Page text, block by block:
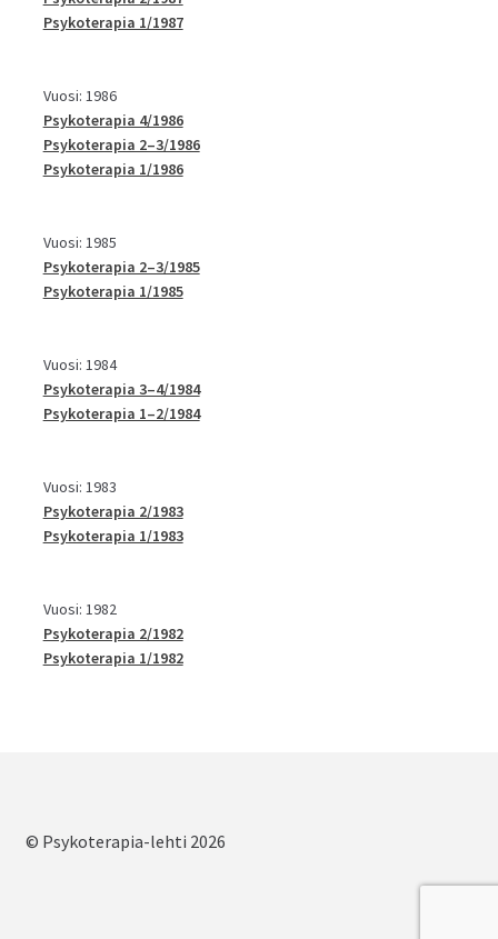
Psykoterapia 1/1987
Vuosi: 1986
Psykoterapia 4/1986
Psykoterapia 2–3/1986
Psykoterapia 1/1986
Vuosi: 1985
Psykoterapia 2–3/1985
Psykoterapia 1/1985
Vuosi: 1984
Psykoterapia 3–4/1984
Psykoterapia 1–2/1984
Vuosi: 1983
Psykoterapia 2/1983
Psykoterapia 1/1983
Vuosi: 1982
Psykoterapia 2/1982
Psykoterapia 1/1982
© Psykoterapia-lehti 2026